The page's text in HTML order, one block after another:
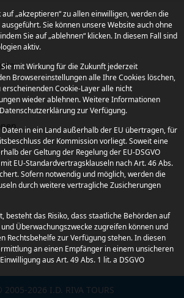
2026 I.D. RIVA TOURS
auf „akzeptieren“ zu allen einwilligen, werden die
Sie können unsere Website auch ohne
Sie auf „ablehnen“ klicken. In diesem Fall sind
aktiv.
mit Wirkung für die Zukunft jederzeit
Browsereinstellungen alle Ihre Cookies löschen,
Cookie-Layer alle nicht
wieder ablehnen. Weitere Informationen
zur Verfügung.
in ein Land außerhalb der EU übertragen, für
der Kommission vorliegt. Soweit eine
der Geltung der Regelung der EU-DSGVO
EU-Standardvertragsklauseln nach Art. 46 Abs.
Sofern notwendig und möglich, werden die
durch weitere vertragliche Zusicherungen
besteht das Risiko, dass staatliche Behörden auf
Überwachungszwecke zugreifen können und
Rechtsbehelfe zur Verfügung stehen. In diesen
an einen Empfänger in einem unsicheren
aus Art. 49 Abs. 1 lit. a DSGVO